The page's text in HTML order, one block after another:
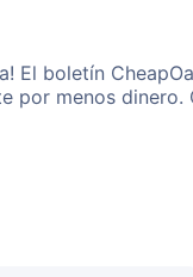
El boletín
menos dinero.